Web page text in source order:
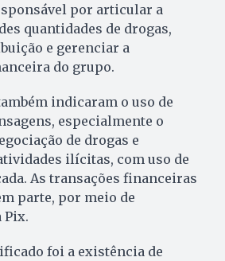
por articular a
quantidades de drogas,
e gerenciar a
do grupo.
indicaram o uso de
especialmente o
de drogas e
ilícitas, com uso de
As transações financeiras
parte, por meio de
Pix.
foi a existência de